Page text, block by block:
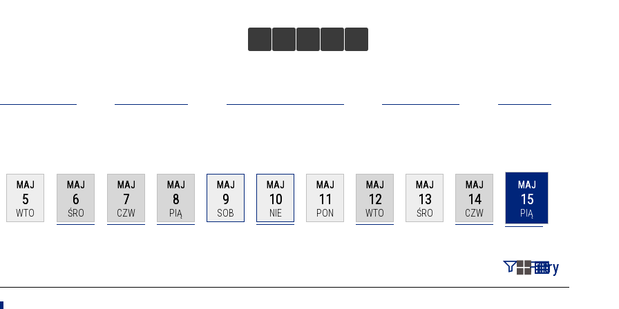
MAJ
5
WTO
MAJ
6
ŚRO
MAJ
7
CZW
MAJ
8
PIĄ
MAJ
9
SOB
MAJ
10
NIE
MAJ
11
PON
MAJ
12
WTO
MAJ
13
ŚRO
MAJ
14
CZW
MAJ
15
PIĄ
Filtry